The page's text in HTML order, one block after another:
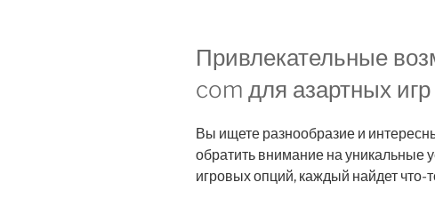
Привлекательные
com для азартных игр
Вы ищете разнообразие и
обратить внимание на уникальные
игровых опций, каждый найдет что-